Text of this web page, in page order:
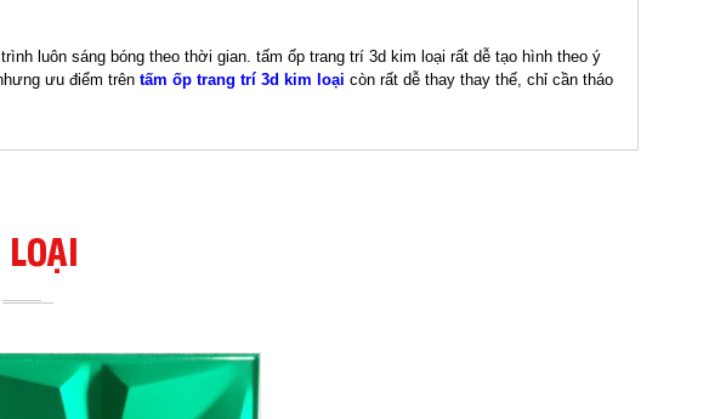
luôn sáng bóng theo thời gian. tấm ốp trang trí 3d kim loại rất dễ tạo hình theo ý
ưu điểm trên tấm ốp trang trí 3d kim loại còn rất dễ thay thay thế, chỉ cần tháo